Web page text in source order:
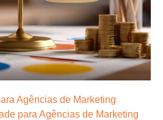
Agências de Marketing
para Agências de Marketing